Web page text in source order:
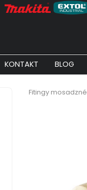
KONTAKT BLOG
Fitingy mosadzné